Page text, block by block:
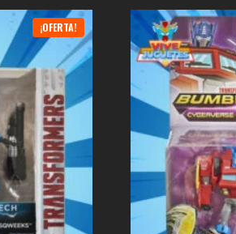
¡OFERTA!